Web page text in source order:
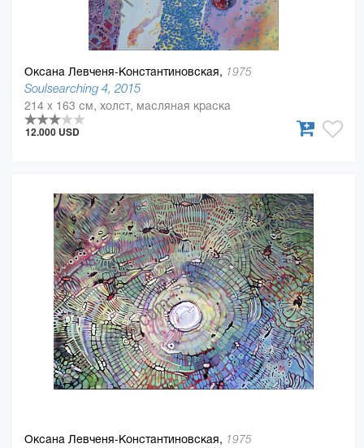
Оксана Левченя-Константиновская, 1975
Soulsearching 4, 2015
214 x 163 см, холст, масляная краска
12.000 USD
Оксана Левченя-Константиновская, 1975